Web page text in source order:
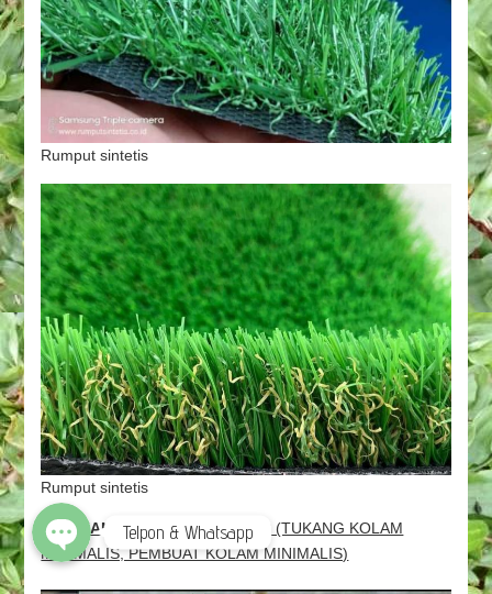
Rumput sintetis
Rumput sintetis
3.TUKANG KOLAM MINIMALIS
(TUKANG KOLAM
MINIMALIS, PEMBUAT KOLAM MINIMALIS)
Telpon & Whatsapp